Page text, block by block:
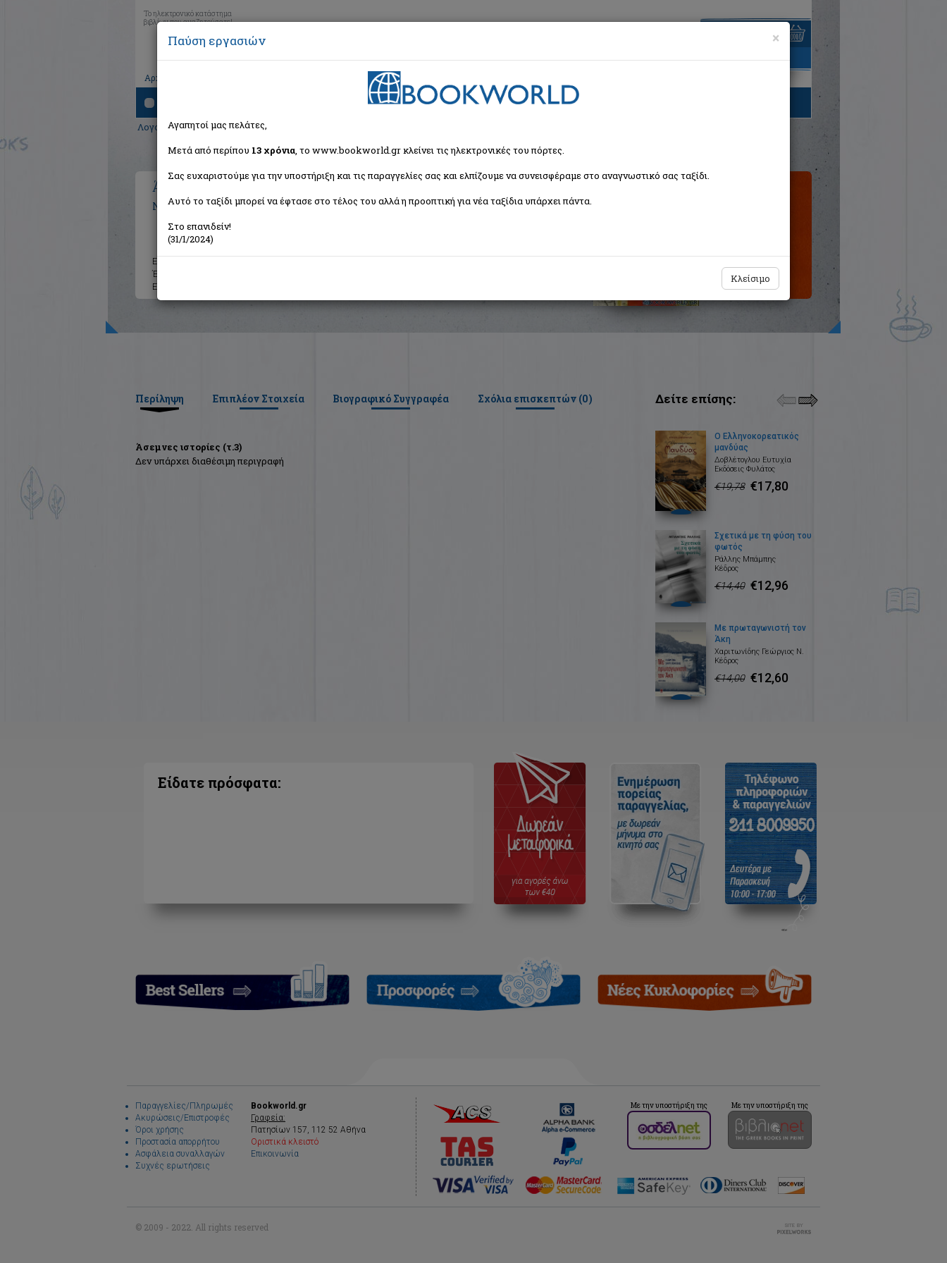
Το ηλεκτρονικό κατάστημα
βιβλίων που αναζητούσατε!
Αρχική
είναι άδειο
Λογοτεχνία>Ελληνική Λογοτεχνία
Άσεμνες ιστορίες (τ.3)
Νόλλας Δημήτρης
Εκδότης:
Έτος:
Εξώφυλλο:
Περίληψη Επιπλέον Στοιχεία Βιογραφικό Συγγραφέα Σχόλια επισκεπτών (0)
Άσεμνες ιστορίες (τ.3)
Δεν υπάρχει διαθέσιμη περιγραφή
Δείτε επίσης:
Ο Ελληνοκορεατικός
μανδύας
Δοβλέτογλου Ευτυχία
Εκδόσεις Φυλάτος
€19,78 €17,80
Σχετικά με τη φύση του
φωτός
Ράλλης Μπάμπης
Κέδρος
€14,40 €12,96
Με πρωταγωνιστή τον
Άκη
Χαριτωνίδης Γεώργιος Ν.
Κέδρος
€14,00 €12,60
Είδατε πρόσφατα:
Παραγγελίες/Πληρωμές
Ακυρώσεις/Επιστροφές
Όροι χρήσης
Προστασία απορρήτου
Ασφάλεια συναλλαγών
Συχνές ερωτήσεις
Bookworld.gr
Γραφεία:
Πατησίων 157, 112 52 Αθήνα
Οριστικά κλειστό
Επικοινωνία
Με την υποστήριξη της Με την υποστήριξη της
© 2009 - 2022. All rights reserved
×
Παύση εργασιών
Αγαπητοί μας πελάτες,
Μετά από περίπου 13 χρόνια, το www.bookworld.gr κλείνει τις ηλεκτρονικές του πόρτες.
Σας ευχαριστούμε για την υποστήριξη και τις παραγγελίες σας και ελπίζουμε να συνεισφέραμε στο αναγνωστικό σας ταξίδι.
Αυτό το ταξίδι μπορεί να έφτασε στο τέλος του αλλά η προοπτική για νέα ταξίδια υπάρχει πάντα.
Στο επανιδείν!
(31/1/2024)
Κλείσιμο